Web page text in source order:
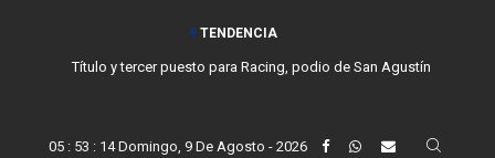
TENDENCIA
Título y tercer puesto para Racing, podio de San Agustín
05 : 53 : 15 Domingo, 9 De Agosto - 2026